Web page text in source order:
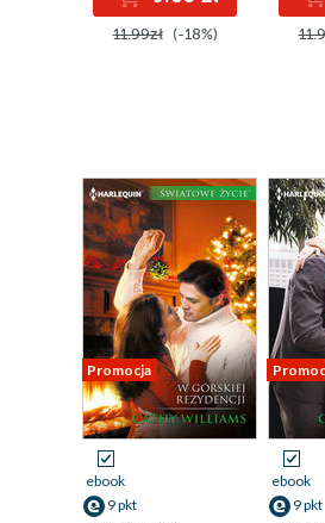
11.99zł (-18%)
Promocja
ebook
9 pkt
ebook
9 pkt